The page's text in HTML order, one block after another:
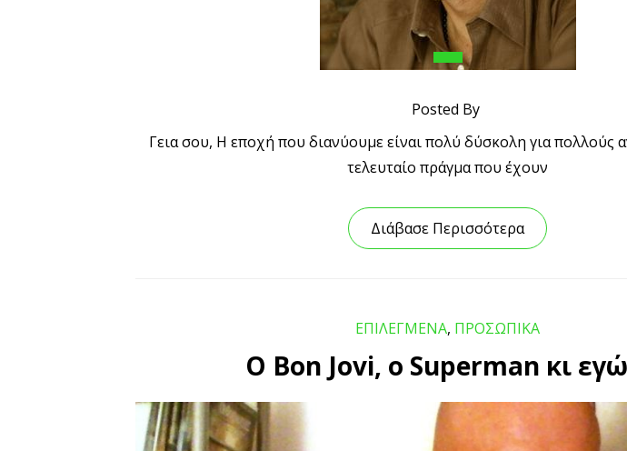
Posted By
Γεια σου, Η εποχή που διανύουμε είναι πολύ δύσκολη για πολλούς
τελευταίο πράγμα που έχουν
Διάβασε Περισσότερα
ΕΠΙΛΕΓΜΕΝΑ, ΠΡΟΣΩΠΙΚΑ
Ο Bon Jovi, ο Superman κι